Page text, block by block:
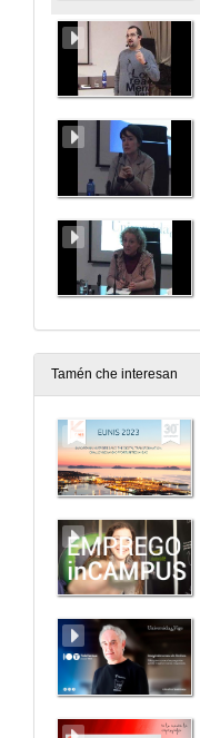
Tamén che interesan